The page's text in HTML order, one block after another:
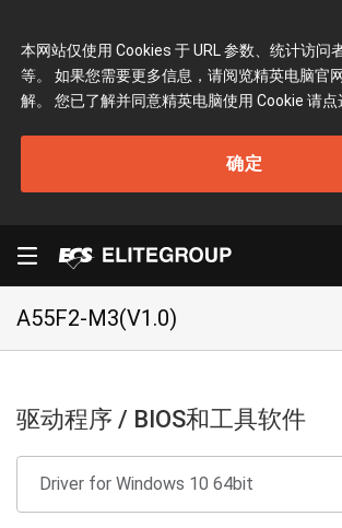
本网站仅使用 Cookies 于 URL 参数、统计访问
等。 如果您需要更多信息，请阅览精英电脑官
解。 您已了解并同意精英电脑使用 Cookie 请点
确定
A55F2-M3(V1.0)
驱动程序 / BIOS和工具软件